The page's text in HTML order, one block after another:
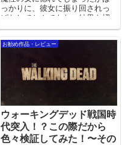
っかりに、彼女に振り回されっ
ぱなしでとんでもない結果を招
いてしまうストーリーで最後ま
お勧め作品・レビュー
ウォーキングデッド戦国時
代突入！？この際だから
色々検証してみた！〜その